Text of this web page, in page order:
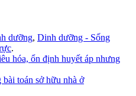
dưỡng, Dinh dưỡng - Sống
.
hóa, ổn định huyết áp nhưng
toán sở hữu nhà ở